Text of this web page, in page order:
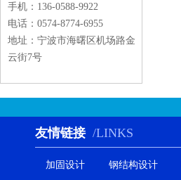
手机：136-0588-9922
电话：0574-8774-6955
地址：宁波市海曙区机场路金
云街7号
友情链接 /LINKS
加固设计 钢结构设计